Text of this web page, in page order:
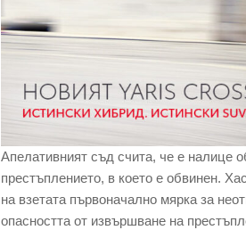
Апелативният съд счита, че е налице
престъплението, в което е обвинен.
на взетата първоначално мярка за
опасността от извършване на